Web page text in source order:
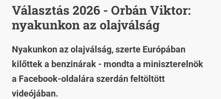
Választás 2026 - Orbán Viktor:
nyakunkon az olajválság
Nyakunkon az olajválság, szerte Európában
kilőttek a benzinárak - mondta a miniszterelnök
a Facebook-oldalára szerdán feltöltött
videójában.